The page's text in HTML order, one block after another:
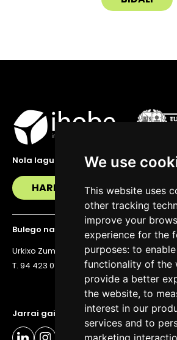
We use
This website uses
other tracking
improve your
experience for the
purposes: to
functionality of the
provide a better
the website, to
interest in our
services and to
marketing
Jarrai gaitzazu eguneratuta egoteko
Nola lagundu zaitzakegu?
HARREMANETAN JARRI
Bulego nagusia
Urkixo Zumarkalea 36, 6. solairua, 48011
T. 94 423 07 43